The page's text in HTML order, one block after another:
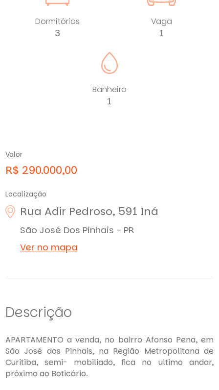
Dormitórios
3
Vaga
1
Banheiro
1
Valor
R$ 290.000,00
Localização
Rua Adir Pedroso, 591 Iná
São José Dos Pinhais - PR
Ver no mapa
Descrição
APARTAMENTO a venda, no bairro Afonso Pena, em
São José dos Pinhais, na Região Metropolitana de
Curitiba, semi- mobiliado, fica no ultimo andar,
próximo ao Boticário.